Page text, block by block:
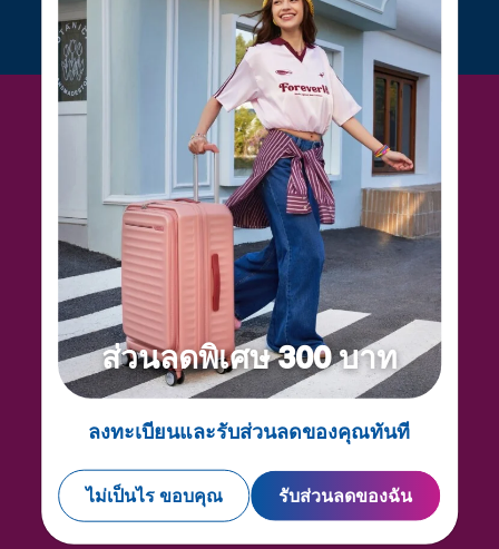
ส่วนลดพิเศษ 300 บาท
ลงทะเบียนและรับส่วนลดของคุณทันที
ไม่เป็นไร ขอบคุณ รับส่วนลดของฉัน
อุปกรณ์เสริมการเดินทางที่ครบครันจะทำให้การเดินทาง
ของคุณสดใสและสนุกสนานยิ่งขึ้น กุญแจ, หมอน, สายรัด,
สายไขว้, ที่ใส่หนังสือเดินทาง, กระเป๋าคาดเอว, ชุดอุปกรณ์
ห้องน้ำ ฯลฯ ที่มีจำหน่ายในหลากหลายสีสัน